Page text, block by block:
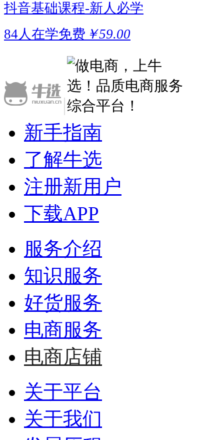
抖音基础课程-新人必学
84人在学免费 ￥59.00
|
新手指南
了解牛选
注册新用户
下载APP
服务介绍
知识服务
好货服务
电商服务
电商店铺
关于平台
关于我们